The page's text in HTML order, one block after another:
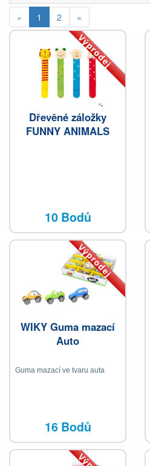
« 1 (current)
2 »
Výprodej
Dřevěné záložky
FUNNY ANIMALS
10 Bodů
Výprodej
WIKY Guma mazací
Auto
Guma mazací ve tvaru auta
16 Bodů